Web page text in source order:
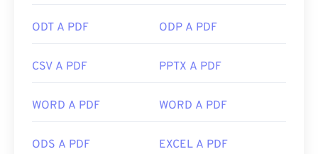
ODT A PDF ODP A PDF
CSV A PDF PPTX A PDF
WORD A PDF WORD A PDF
ODS A PDF EXCEL A PDF